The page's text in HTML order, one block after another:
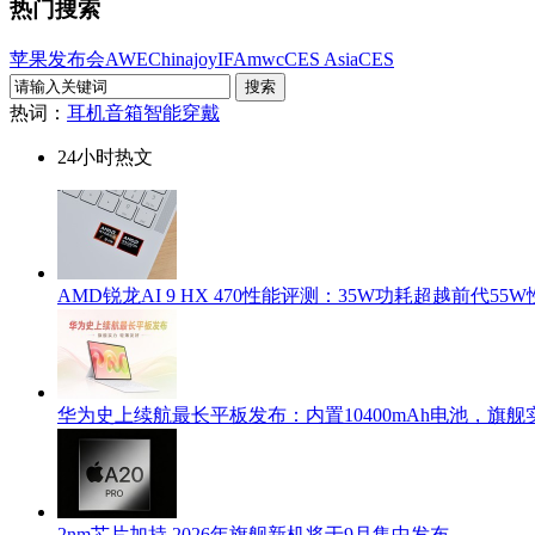
热门搜索
苹果发布会AWEChinajoyIFAmwcCES AsiaCES
热词： 耳机音箱智能穿戴
24小时热文
AMD锐龙AI 9 HX 470性能评测：35W功耗超越前代55W
华为史上续航最长平板发布：内置10400mAh电池，旗舰